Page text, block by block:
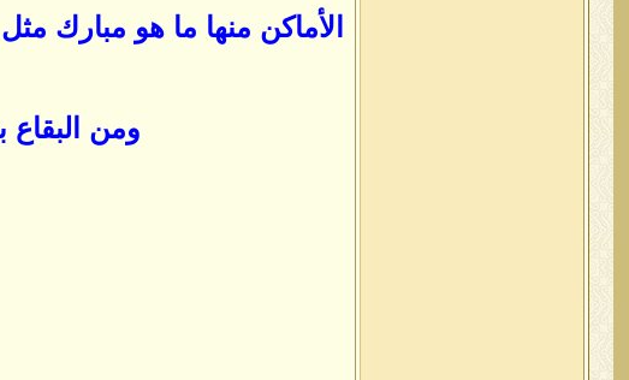
الأماكن منها ما هو مبارك
ومن البقاع